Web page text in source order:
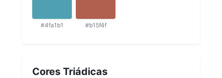
#4fa1b1 #b15f4f
Cores Triádicas